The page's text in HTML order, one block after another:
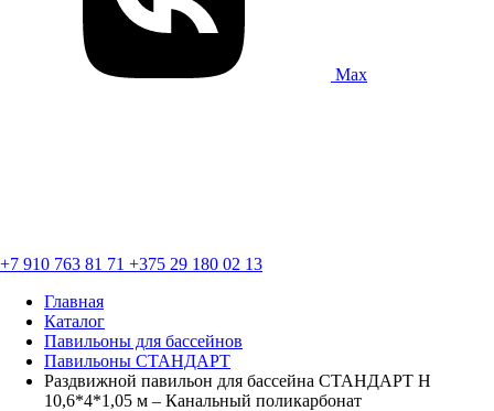
Max
+7 910 763 81 71 +375 29 180 02 13
Главная
Каталог
Павильоны для бассейнов
Павильоны СТАНДАРТ
Раздвижной павильон для бассейна СТАНДАРТ Н
10,6*4*1,05 м – Канальный поликарбонат